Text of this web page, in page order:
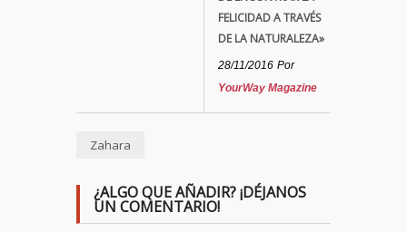
FELICIDAD A TRAVÉS
DE LA NATURALEZA»
28/11/2016 Por
YourWay Magazine
Zahara
¿ALGO QUE AÑADIR? ¡DÉJANOS
UN COMENTARIO!